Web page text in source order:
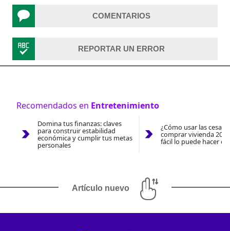
COMENTARIOS
REPORTAR UN ERROR
Recomendados en Entretenimiento
Domina tus finanzas: claves
para construir estabilidad
económica y cumplir tus metas
personales
¿Cómo usar las
comprar vivienda
fácil lo puede hacer
Artículo nuevo